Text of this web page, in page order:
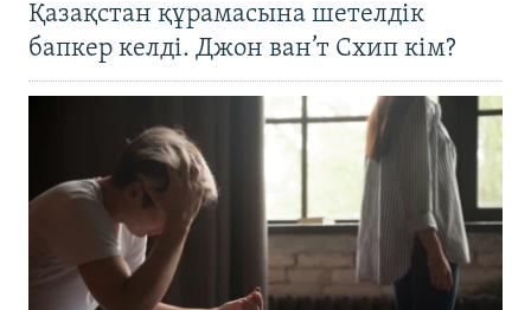
Қазақстан құрамасына шетелдік
бапкер келді. Джон ван’т Схип кім?